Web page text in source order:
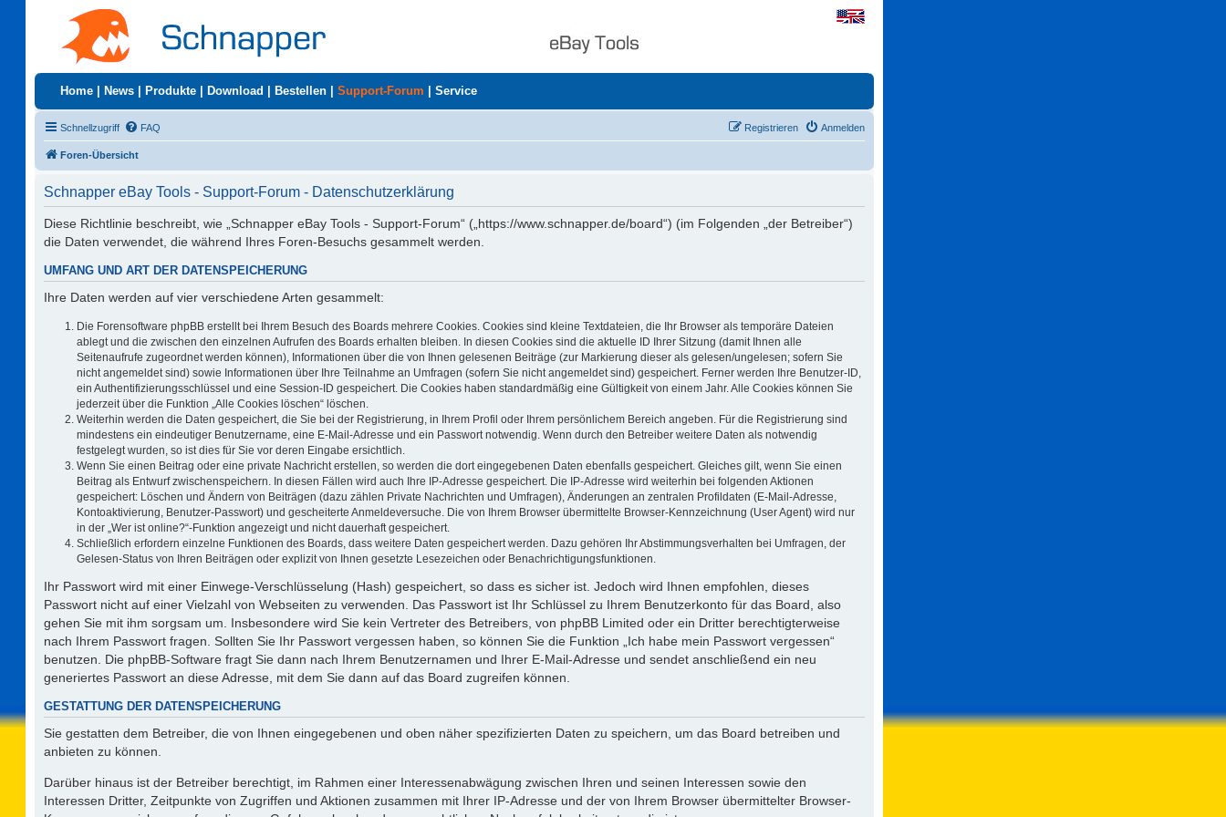
Home News Produkte Download Bestellen Support-Forum Service
Schnellzugriff FAQ Anmelden
Registrieren
Foren-Übersicht
Schnapper eBay Tools - Support-Forum - Datenschutzerklärung
Diese Richtlinie beschreibt, wie „Schnapper eBay Tools - Support-Forum“ („https://www.schnapper.de/board“) (im Folgenden „der Betreiber“)
die Daten verwendet, die während Ihres Foren-Besuchs gesammelt werden.
UMFANG UND ART DER DATENSPEICHERUNG
Ihre Daten werden auf vier verschiedene Arten gesammelt:
Die Forensoftware phpBB erstellt bei Ihrem Besuch des Boards mehrere Cookies. Cookies sind kleine Textdateien, die Ihr Browser als temporäre Dateien
ablegt und die zwischen den einzelnen Aufrufen des Boards erhalten bleiben. In diesen Cookies sind die aktuelle ID Ihrer Sitzung (damit Ihnen alle
Seitenaufrufe zugeordnet werden können), Informationen über die von Ihnen gelesenen Beiträge (zur Markierung dieser als gelesen/ungelesen; sofern Sie
nicht angemeldet sind) sowie Informationen über Ihre Teilnahme an Umfragen (sofern Sie nicht angemeldet sind) gespeichert. Ferner werden Ihre Benutzer-ID,
ein Authentifizierungsschlüssel und eine Session-ID gespeichert. Die Cookies haben standardmäßig eine Gültigkeit von einem Jahr. Alle Cookies können Sie
jederzeit über die Funktion „Alle Cookies löschen“ löschen.
Weiterhin werden die Daten gespeichert, die Sie bei der Registrierung, in Ihrem Profil oder Ihrem persönlichem Bereich angeben. Für die Registrierung sind
mindestens ein eindeutiger Benutzername, eine E-Mail-Adresse und ein Passwort notwendig. Wenn durch den Betreiber weitere Daten als notwendig
festgelegt wurden, so ist dies für Sie vor deren Eingabe ersichtlich.
Wenn Sie einen Beitrag oder eine private Nachricht erstellen, so werden die dort eingegebenen Daten ebenfalls gespeichert. Gleiches gilt, wenn Sie einen
Beitrag als Entwurf zwischenspeichern. In diesen Fällen wird auch Ihre IP-Adresse gespeichert. Die IP-Adresse wird weiterhin bei folgenden Aktionen
gespeichert: Löschen und Ändern von Beiträgen (dazu zählen Private Nachrichten und Umfragen), Änderungen an zentralen Profildaten (E-Mail-Adresse,
Kontoaktivierung, Benutzer-Passwort) und gescheiterte Anmeldeversuche. Die von Ihrem Browser übermittelte Browser-Kennzeichnung (User Agent) wird nur
in der „Wer ist online?“-Funktion angezeigt und nicht dauerhaft gespeichert.
Schließlich erfordern einzelne Funktionen des Boards, dass weitere Daten gespeichert werden. Dazu gehören Ihr Abstimmungsverhalten bei Umfragen, der
Gelesen-Status von Ihren Beiträgen oder explizit von Ihnen gesetzte Lesezeichen oder Benachrichtigungsfunktionen.
Ihr Passwort wird mit einer Einwege-Verschlüsselung (Hash) gespeichert, so dass es sicher ist. Jedoch wird Ihnen empfohlen, dieses
Passwort nicht auf einer Vielzahl von Webseiten zu verwenden. Das Passwort ist Ihr Schlüssel zu Ihrem Benutzerkonto für das Board, also
gehen Sie mit ihm sorgsam um. Insbesondere wird Sie kein Vertreter des Betreibers, von phpBB Limited oder ein Dritter berechtigterweise
nach Ihrem Passwort fragen. Sollten Sie Ihr Passwort vergessen haben, so können Sie die Funktion „Ich habe mein Passwort vergessen“
benutzen. Die phpBB-Software fragt Sie dann nach Ihrem Benutzernamen und Ihrer E-Mail-Adresse und sendet anschließend ein neu
generiertes Passwort an diese Adresse, mit dem Sie dann auf das Board zugreifen können.
GESTATTUNG DER DATENSPEICHERUNG
Sie gestatten dem Betreiber, die von Ihnen eingegebenen und oben näher spezifizierten Daten zu speichern, um das Board betreiben und
anbieten zu können.
Darüber hinaus ist der Betreiber berechtigt, im Rahmen einer Interessenabwägung zwischen Ihren und seinen Interessen sowie den
Interessen Dritter, Zeitpunkte von Zugriffen und Aktionen zusammen mit Ihrer IP-Adresse und der von Ihrem Browser übermittelter Browser-